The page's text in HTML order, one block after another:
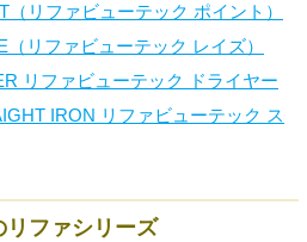
リファビューテック ポイント）
リファビューテック レイズ）
リファビューテック ドライヤー
IRON リファビューテック ス
リファシリーズ